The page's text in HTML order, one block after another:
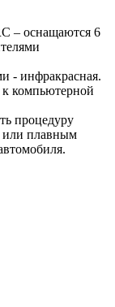
– оснащаются 6
- инфракрасная.
компьютерной
процедуру
или плавным